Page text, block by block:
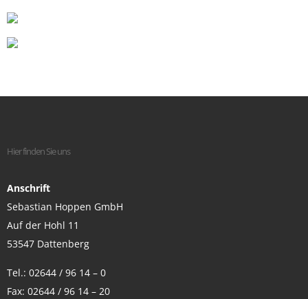
Hier finden Sie uns
Anschrift
Sebastian Hoppen GmbH
Auf der Hohl 11
53547 Dattenberg
Tel.: 02644 / 96 14 – 0
Fax: 02644 / 96 14 – 20